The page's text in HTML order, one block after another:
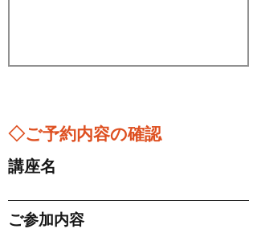
◇ご予約内容の確認
講座名
ご参加内容